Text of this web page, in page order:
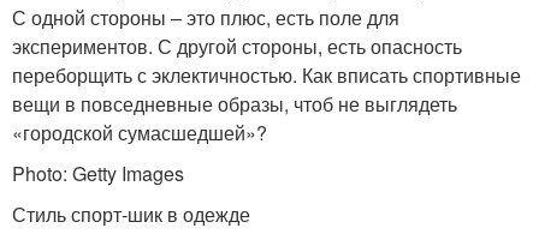
С одной стороны – это плюс, есть поле для
экспериментов. С другой стороны, есть опасность
переборщить с эклектичностью. Как вписать спортивные
вещи в повседневные образы, чтоб не выглядеть
«городской сумасшедшей»?
Photo: Getty Images
Стиль спорт-шик в одежде